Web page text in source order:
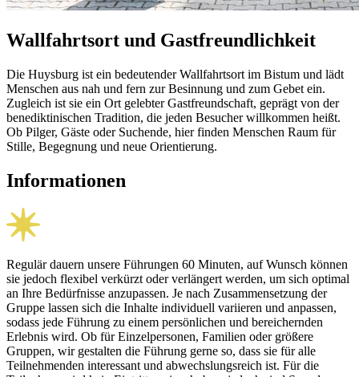
Wallfahrtsort und Gastfreundlichkeit
Die Huysburg ist ein bedeutender Wallfahrtsort im Bistum und lädt
Menschen aus nah und fern zur Besinnung und zum Gebet ein.
Zugleich ist sie ein Ort gelebter Gastfreundschaft, geprägt von der
benediktinischen Tradition, die jeden Besucher willkommen heißt.
Ob Pilger, Gäste oder Suchende, hier finden Menschen Raum für
Stille, Begegnung und neue Orientierung.
Informationen
Regulär dauern unsere Führungen 60 Minuten, auf Wunsch können
sie jedoch flexibel verkürzt oder verlängert werden, um sich optimal
an Ihre Bedürfnisse anzupassen. Je nach Zusammensetzung der
Gruppe lassen sich die Inhalte individuell variieren und anpassen,
sodass jede Führung zu einem persönlichen und bereichernden
Erlebnis wird. Ob für Einzelpersonen, Familien oder größere
Gruppen, wir gestalten die Führung gerne so, dass sie für alle
Teilnehmenden interessant und abwechslungsreich ist. Für die